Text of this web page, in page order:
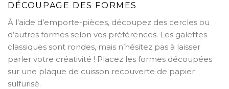
DÉCOUPAGE DES FORMES
À l’aide d’emporte-pièces, découpez des cercles ou
d’autres formes selon vos préférences. Les galettes
classiques sont rondes, mais n’hésitez pas à laisser
parler votre créativité ! Placez les formes découpées
sur une plaque de cuisson recouverte de papier
sulfurisé.